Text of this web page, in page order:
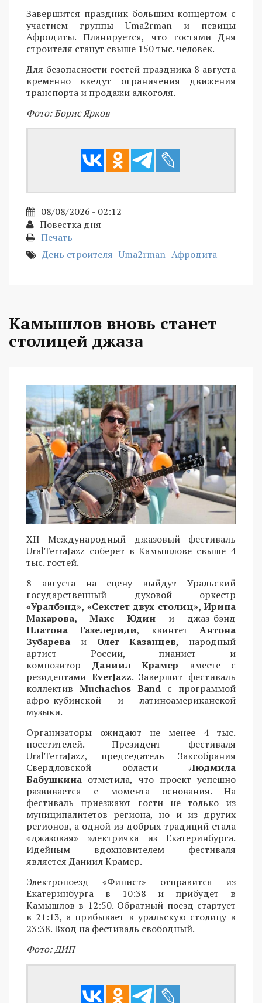
Завершится праздник большим концертом с
участием группы Uma2rman и певицы
Афродиты. Планируется, что гостями Дня
строителя станут свыше 150 тыс. человек.
Для безопасности гостей праздника 8 августа
временно введут ограничения движения
транспорта и продажи алкоголя.
Фото: Борис Ярков
08/08/2026 - 02:12
Повестка дня
Печать
День строителя Uma2rman Афродита
Камышлов вновь станет
столицей джаза
XII Международный джазовый фестиваль
UralTerraJazz соберет в Камышлове свыше 4
тыс. гостей.
8 августа на сцену выйдут Уральский
государственный духовой оркестр
«Уралбэнд», «Секстет двух столиц», Ирина
Макарова, Макс Юдин и джаз-бэнд
Платона Газелериди, квинтетАнтона
Зубарева и Олег Казанцев, народный
артист России, пианист и
композитор Даниил Крамер вместе с
резидентами EverJazz. Завершит фестиваль
коллектив Muchachos Band с программой
афро-кубинской и латиноамериканской
музыки.
Организаторы ожидают не менее 4 тыс.
посетителей. Президент фестиваля
UralTerraJazz, председатель Заксобрания
Свердловской областиЛюдмила
Бабушкина отметила, что проект успешно
развивается с момента основания. На
фестиваль приезжают гости не только из
муниципалитетов региона, но и из других
регионов, а одной из добрых традиций стала
«джазовая» электричка из Екатеринбурга.
Идейным вдохновителем фестиваля
является Даниил Крамер.
Электропоезд «Финист» отправится из
Екатеринбурга в 10:38 и прибудет в
Камышлов в 12:50. Обратный поезд стартует
в 21:13, а прибывает в уральскую столицу в
23:38. Вход на фестиваль свободный.
Фото: ДИП